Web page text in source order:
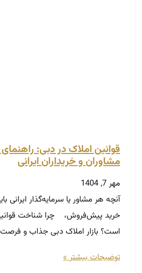
قوانین املاک در دبی:
مشاوران و خریداران ایرانی
مهر 7, 1404
آنچه هر مشاور یا سرمایه‌گذار ایرانی
خرید پیش‌فروش، چرا شناخت
است؟ بازار املاک دبی جذاب و
توضیحات بیشتر »